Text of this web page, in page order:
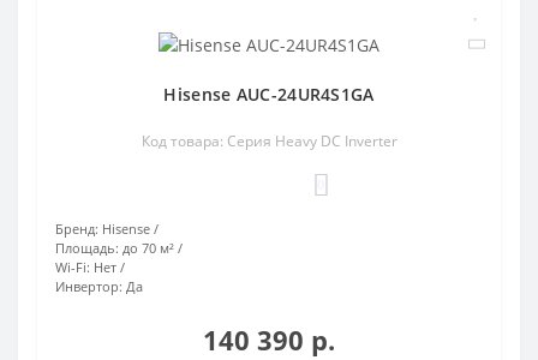
Hisense AUC-24UR4S1GA
Код товара: Серия Heavy DC Inverter
Бренд: Hisense
Площадь: до 70 м²
Wi-Fi: Нет
Инвертор: Да
140 390 р.